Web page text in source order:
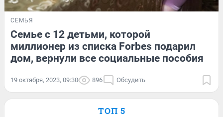
СЕМЬЯ
Семье с 12 детьми, которой
миллионер из списка Forbes подарил
дом, вернули все социальные пособия
19 октября, 2023, 09:30 896 Обсудить
ТОП 5